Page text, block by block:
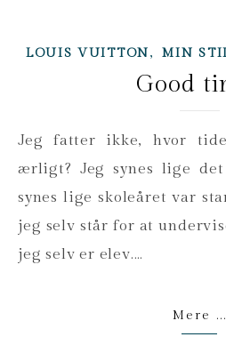
LOUIS VUITTON,MIN
Good
Jeg fatter ikke, hvor tiden bliver af – helt
ærligt? Jeg synes lige
synes lige skoleåret var
jeg selv står for at
jeg selv er elev.…
Mere ...